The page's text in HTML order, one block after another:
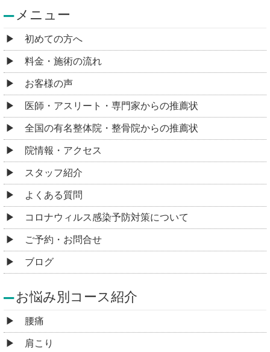
メニュー
初めての方へ
料金・施術の流れ
お客様の声
医師・アスリート・専門家からの推薦状
全国の有名整体院・整骨院からの推薦状
院情報・アクセス
スタッフ紹介
よくある質問
コロナウィルス感染予防対策について
ご予約・お問合せ
ブログ
お悩み別コース紹介
腰痛
肩こり